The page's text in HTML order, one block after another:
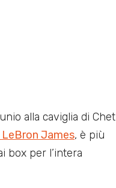
alla caviglia di Chet
James, è più
box per l’intera